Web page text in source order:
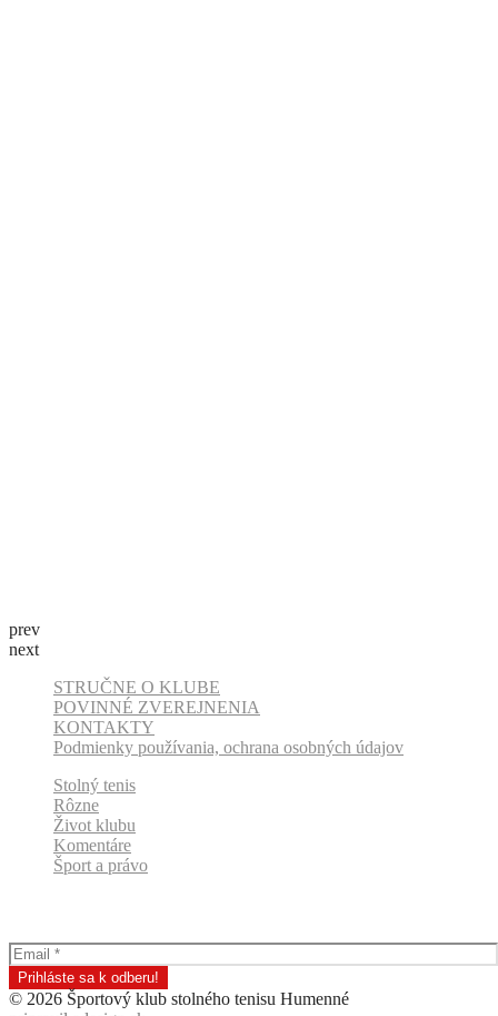
prev
next
STRUČNE O KLUBE
POVINNÉ ZVEREJNENIA
KONTAKTY
Podmienky používania, ochrana osobných údajov
Stolný tenis
Rôzne
Život klubu
Komentáre
Šport a právo
© 2026 Športový klub stolného tenisu Humenné